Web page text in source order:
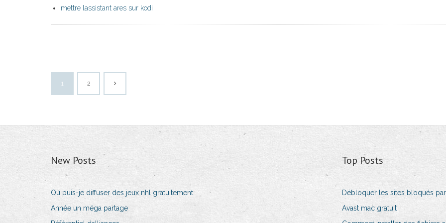
mettre lassistant ares sur kodi
1 2
New Posts
Où puis-je diffuser des jeux nhl gratuitement
Année un méga partage
Top Posts
Débloquer les sites bloqués
Avast mac gratuit